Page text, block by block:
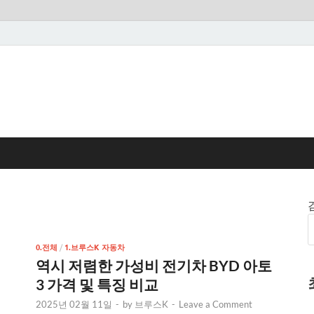
0.전체 / 1.브루스K 자동차
역시 저렴한 가성비 전기차 BYD 아토
3 가격 및 특징 비교
2025년 02월 11일 - by 브루스K - Leave a Comment